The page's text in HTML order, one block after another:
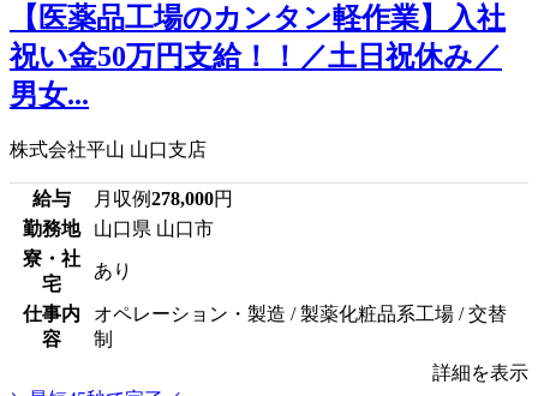
【医薬品工場のカンタン軽作業】入社
祝い金50万円支給！！／土日祝休み／
男女...
株式会社平山 山口支店
給与 月収例278,000円
勤務地
山口県 山口市
寮・社
宅
あり
仕事内
容
オペレーション・製造 / 製薬化粧品系工場 / 交替
制
詳細を表示